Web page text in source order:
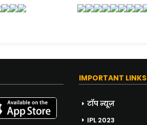
IMPORTANT LINKS
टॉप न्यूज़
IPL 2023